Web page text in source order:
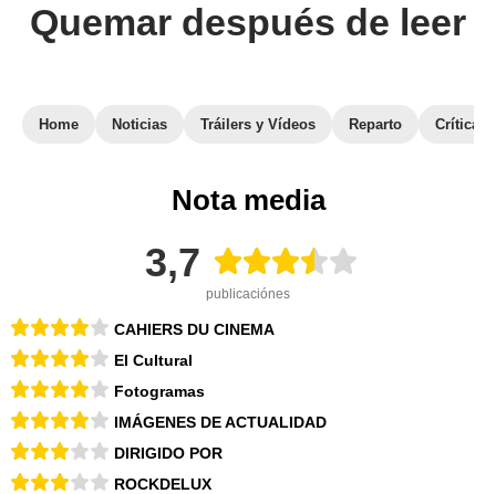
Quemar después de leer
Home Noticias Tráilers y Vídeos Reparto Críticas
Nota media
3,7
publicaciónes
CAHIERS DU CINEMA
El Cultural
Fotogramas
IMÁGENES DE ACTUALIDAD
DIRIGIDO POR
ROCKDELUX